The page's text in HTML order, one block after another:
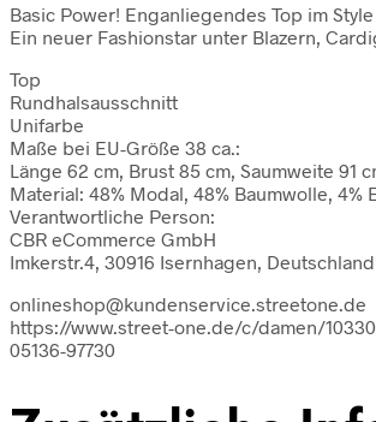
Basic Power! Enganliegendes Top im
Ein neuer Fashionstar unter Blazern,
Top
Rundhalsausschnitt
Unifarbe
Maße bei EU-Größe 38 ca.:
Länge 62 cm, Brust 85 cm, Saumweite 91
Material: 48% Modal, 48% Baumwolle, 4%
Verantwortliche Person:
CBR eCommerce GmbH
Imkerstr.4, 30916 Isernhagen, Deutschland
onlineshop@kundenservice.streetone.de
https://www.street-one.de/c/damen/
05136-97730